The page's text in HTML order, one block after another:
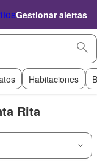
Gestionar alertas
Habitaciones
Rita